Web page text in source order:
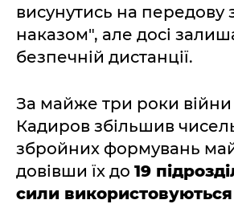
висунутись на
наказом", але досі
безпечній дистанції.
За майже три роки
Кадиров збільшив
збройних формувань
довівши їх до 19
сили